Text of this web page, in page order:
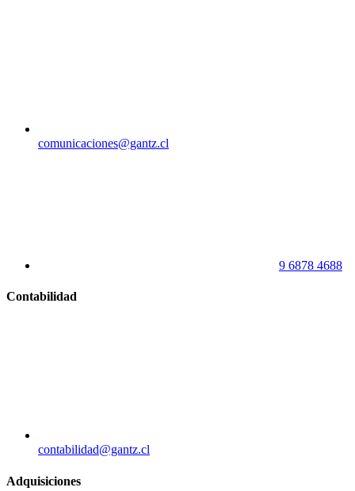
comunicaciones@gantz.cl
9 6878 4688
Contabilidad
contabilidad@gantz.cl
Adquisiciones